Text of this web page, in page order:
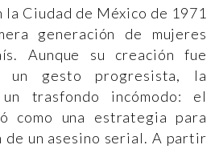
la Ciudad de México de 1971
generación de mujeres
Aunque su creación fue
un gesto progresista, la
trasfondo incómodo: el
como una estrategia para
de un asesino serial. A partir